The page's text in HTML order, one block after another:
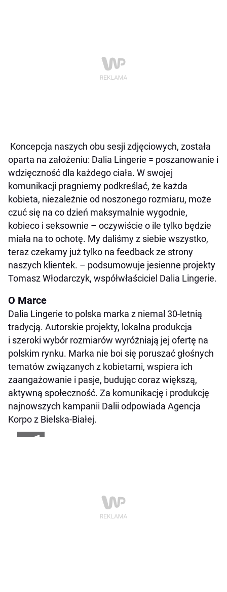
Koncepcja naszych obu sesji zdjęciowych, została
oparta na założeniu: Dalia Lingerie = poszanowanie i
wdzięczność dla każdego ciała. W swojej
komunikacji pragniemy podkreślać, że każda
kobieta, niezależnie od noszonego rozmiaru, może
czuć się na co dzień maksymalnie wygodnie,
kobieco i seksownie – oczywiście o ile tylko będzie
miała na to ochotę. My daliśmy z siebie wszystko,
teraz czekamy już tylko na feedback ze strony
naszych klientek. – podsumowuje jesienne projekty
Tomasz Włodarczyk, współwłaściciel Dalia Lingerie.
O Marce
Dalia Lingerie to polska marka z niemal 30-letnią
tradycją. Autorskie projekty, lokalna produkcja
i szeroki wybór rozmiarów wyróżniają jej ofertę na
polskim rynku. Marka nie boi się poruszać głośnych
tematów związanych z kobietami, wspiera ich
zaangażowanie i pasje, budując coraz większą,
aktywną społeczność. Za komunikację i produkcję
najnowszych kampanii Dalii odpowiada Agencja
Korpo z Bielska-Białej.
+1